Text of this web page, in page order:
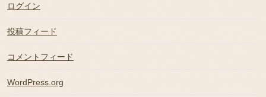
ログイン
投稿フィード
コメントフィード
WordPress.org